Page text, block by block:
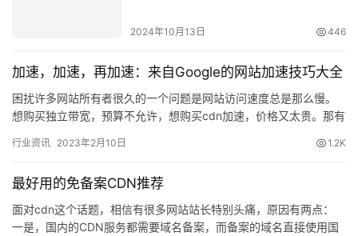
2024年10月13日 446
加速，加速，再加速：来自Google的网站加速技巧大全
困扰许多网站所有者很久的一个问题是网站访问速度总是那么慢。
想购买独立带宽，预算不允许，想购买cdn加速，价格又太贵。那有
通…
行业资讯 2023年2月10日 1.2K
最好用的免备案CDN推荐
面对cdn这个话题，相信有很多网站站长特别头痛，原因有两点：
一是，国内的CDN服务都需要域名备案，而备案的域名直接使用国